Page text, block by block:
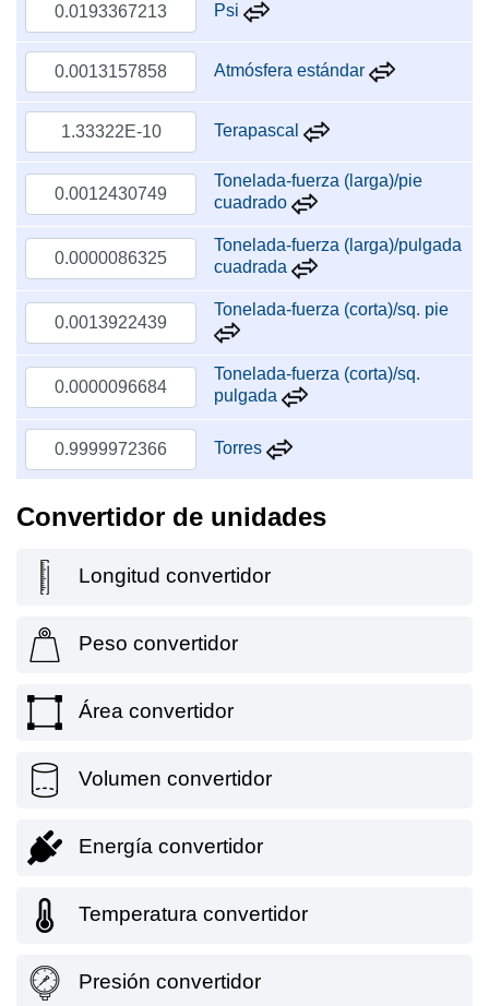
Psi
Atmósfera estándar
Terapascal
Tonelada-fuerza (larga)/pie
cuadrado
Tonelada-fuerza (larga)/pulgada
cuadrada
Tonelada-fuerza (corta)/sq. pie
Tonelada-fuerza (corta)/sq.
pulgada
Torres
Convertidor de unidades
Longitud convertidor
Peso convertidor
Área convertidor
Volumen convertidor
Energía convertidor
Temperatura convertidor
Presión convertidor